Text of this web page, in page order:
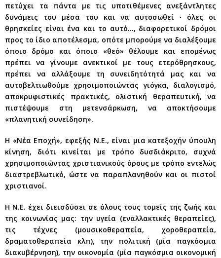
πετύχει τα πάντα με τις υποτιθέμενες ανεξάντλητες
δυνάμεις του μέσα του και να αυτοσωθεί ∙ όλες οι
θρησκείες είναι ένα και το αυτό…, διαφορετικοί δρόμοι
προς το ίδιο αποτέλεσμα, οπότε μπορούμε να διαλέξουμε
όποιο δρόμο και όποιο «θεό» θέλουμε και επομένως
πρέπει να γίνουμε ανεκτικοί με τους ετερόθρησκους,
πρέπει να αλλάξουμε τη συνειδητότητά μας και να
αυτοβελτιωθούμε χρησιμοποιώντας γιόγκα, διαλογισμό,
αποκρυφιστικές πρακτικές, ολιστική θεραπευτική, να
πιστέψουμε στη μετενσάρκωση, να αποκτήσουμε
«πλανητική συνείδηση».
Η «Νέα Εποχή», εφεξής Ν.Ε., είναι μια κατεξοχήν ύπουλη
κίνηση, διότι κινείται με τρόπο δυσδιάκριτο, συχνά
χρησιμοποιώντας χριστιανικούς όρους με τρόπο εντελώς
διαστρεβλωτικό, ώστε να παραπλανηθούν και οι πιστοί
χριστιανοί.
Η Ν.Ε. έχει διεισδύσει σε όλους τους τομείς της ζωής και
της κοινωνίας μας: την υγεία (εναλλακτικές θεραπείες),
τις τέχνες (μουσικοθεραπεία, χοροθεραπεία,
δραματοθεραπεία κλπ), την πολιτική (μία παγκόσμια
διακυβέρνηση), την οικονομία (μία παγκόσμια οικονομική